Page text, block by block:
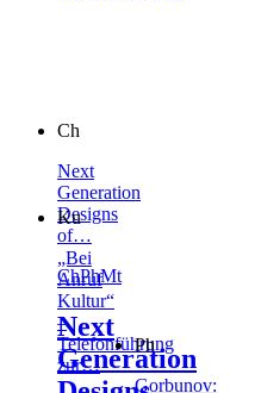
Ch
Next
Generation
Designs
of…
ChPhMt
Next
Generation
Ku
„Bei
Anruf
Kultur“
–
Telefonführung
zur…
Ph
Gorbunov: